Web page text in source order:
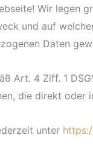
Wir legen
und auf
Daten
Art. 4 Ziff. 1
die direkt
unter